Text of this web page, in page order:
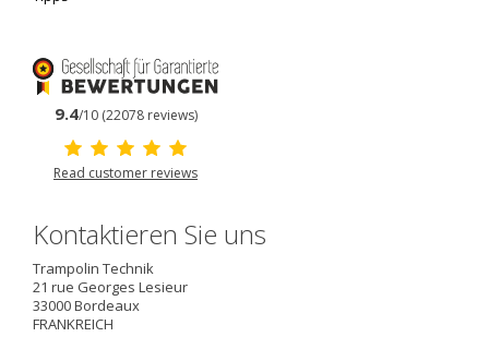
9.4/10 (22078 reviews)
Read customer reviews
Kontaktieren Sie uns
Trampolin Technik
21 rue Georges Lesieur
33000Bordeaux
FRANKREICH